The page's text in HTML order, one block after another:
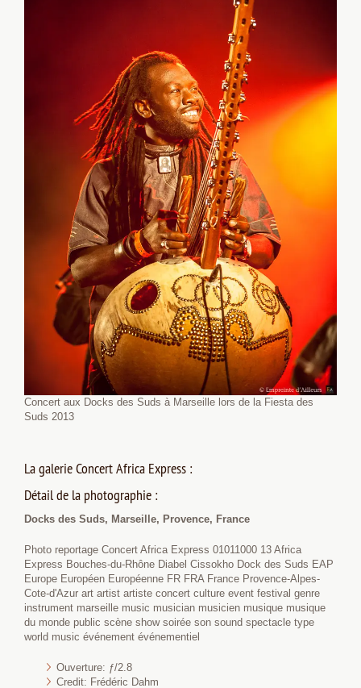
Concert aux Docks des Suds à Marseille lors de la Fiesta des
Suds 2013
La galerie Concert Africa Express :
Détail de la photographie :
Docks des Suds, Marseille, Provence, France
Photo reportage Concert Africa Express 01011000 13 Africa
Express Bouches-du-Rhône Diabel Cissokho Dock des Suds EAP
Europe Européen Européenne FR FRA France Provence-Alpes-
Cote-d'Azur art artist artiste concert culture event festival genre
instrument marseille music musician musicien musique musique
du monde public scène show soirée son sound spectacle type
world music événement événementiel
Ouverture: ƒ/2.8
Credit: Frédéric Dahm